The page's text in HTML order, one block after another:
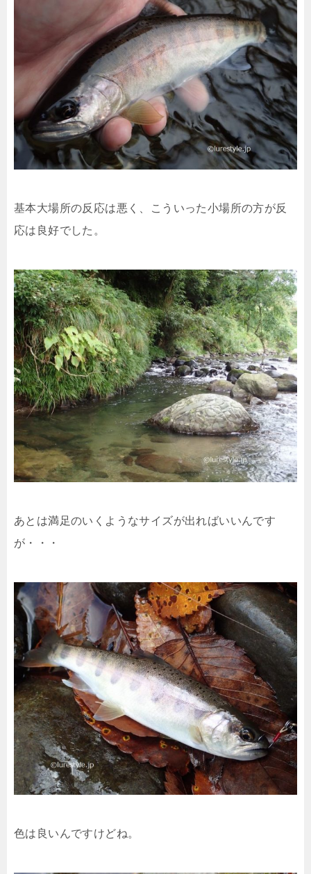
基本大場所の反応は悪く、こういった小場所の方が反
応は良好でした。
あとは満足のいくようなサイズが出ればいいんです
が・・・
色は良いんですけどね。